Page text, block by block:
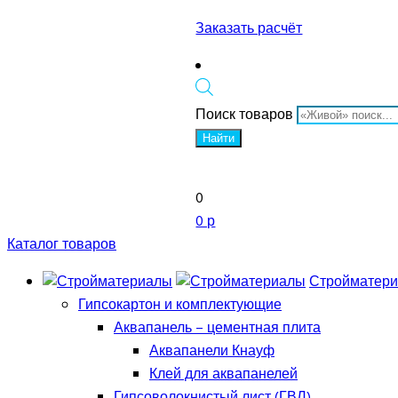
Заказать расчёт
Поиск товаров
Найти
0
0 р
Каталог товаров
Гипсокартон и комплектующие
Аквапанель – цементная плита
Аквапанели Кнауф
Клей для аквапанелей